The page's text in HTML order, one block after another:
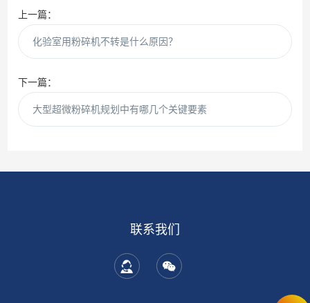
上一篇：
化验室用粉碎机不转是什么原因？
下一篇：
大型超微粉碎机规划中有哪几个关键要素
联系我们